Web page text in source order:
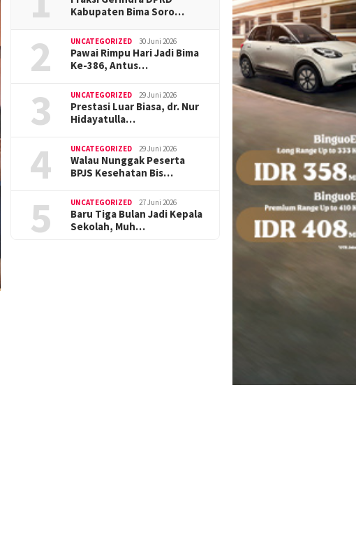
Kabupaten Bima Soro…
2 UNCATEGORIZED 30 Juni 2026
Pawai Rimpu Hari Jadi Bima
Ke-386, Antus…
3 UNCATEGORIZED 29 Juni 2026
Prestasi Luar Biasa, dr. Nur
Hidayatulla…
4 UNCATEGORIZED 29 Juni 2026
Walau Nunggak Peserta
BPJS Kesehatan Bis…
5 UNCATEGORIZED 27 Juni 2026
Baru Tiga Bulan Jadi Kepala
Sekolah, Muh…